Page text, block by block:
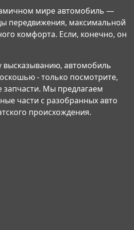
мире автомобиль —
передвижения, максимальной
комфорта. Если, конечно, он
высказыванию, автомобиль
- только посмотрите,
запчасти. Мы предлагаем
части с разобранных авто
происхождения.